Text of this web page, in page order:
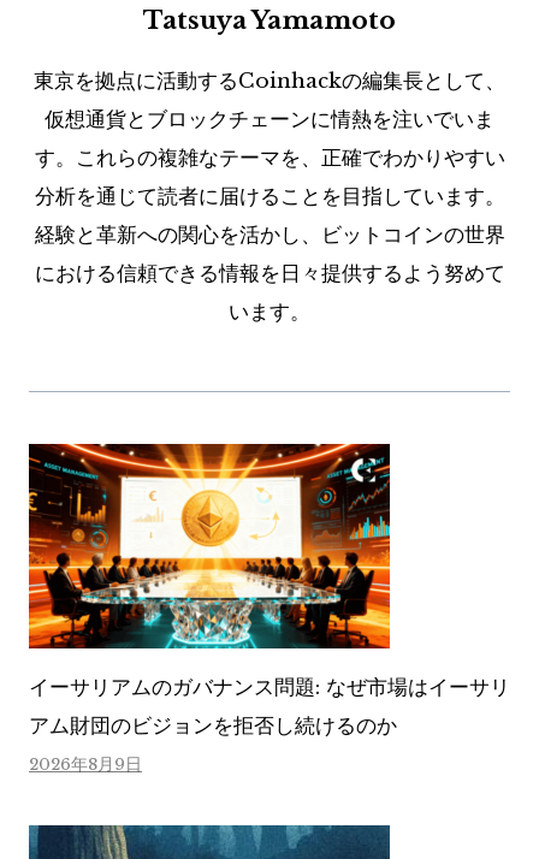
Tatsuya Yamamoto
東京を拠点に活動するCoinhackの編集長として、
仮想通貨とブロックチェーンに情熱を注いでいま
す。これらの複雑なテーマを、正確でわかりやすい
分析を通じて読者に届けることを目指しています。
経験と革新への関心を活かし、ビットコインの世界
における信頼できる情報を日々提供するよう努めて
います。
イーサリアムのガバナンス問題: なぜ市場はイーサリ
アム財団のビジョンを拒否し続けるのか
2026年8月9日